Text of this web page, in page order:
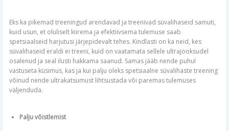
Eks ka pikemad treeningud arendavad ja treenivad süvalihaseid samuti,
kuid usun, et oluliselt kiirema ja efektiivsema tulemuse saab
spetsiaalseid harjutusi järjepidevalt tehes. Kindlasti on ka neid, kes
süvalihaseid eraldi ei treeni, kuid on vaatamata sellele ultrajooksudel
osalenud ja seal ilusti hakkama saanud. Samas jääb nende puhul
vastuseta küsimus, kas ja kui palju oleks spetsiaalne süvalihaste treening
võinud nende ultrakatsumust lihtsustada või paremas tulemuses
väljenduda.
Palju võistlemist